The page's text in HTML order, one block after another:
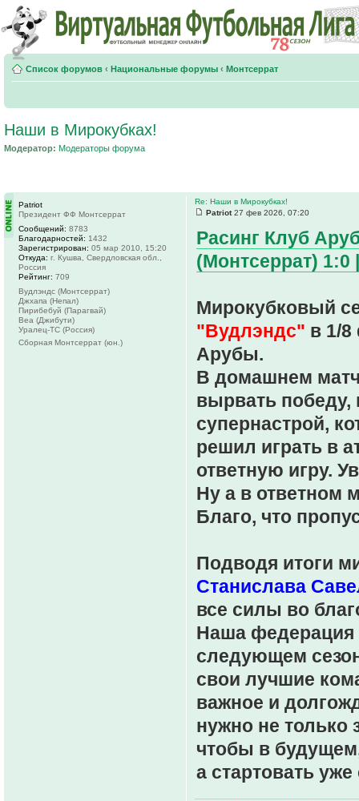
Список форумов ‹ Национальные форумы ‹ Монтсеррат
Наши в Мирокубках!
Модератор: Модераторы форума
Re: Наши в Мирокубках!
Patriot27 фев 2026, 07:20
Расинг Клуб
(Монтсеррат) 1:0
Мирокубковый
"Вудлэндс" в 1/
Арубы.
В домашнем
вырвать победу,
супернастрой,
решил играть в
ответную игру.
Ну а в ответном
Благо, что
Подводя итоги
Станислава
все силы во
Наша федерация
следующем
свои лучшие
важное и
нужно не только
чтобы в
а стартовать
Patriot
Президент ФФ Монтсеррат
Сообщений: 8783
Благодарностей: 1432
Зарегистрирован: 05 мар 2010, 15:20
Откуда: г. Кушва, Свердловская обл.,
Россия
Рейтинг: 709
Вудлэндс (Монтсеррат)
Джхапа (Непал)
Пирибебуй (Парагвай)
Веа (Джибути)
Уралец-ТС (Россия)
Сборная Монтсеррат (юн.)